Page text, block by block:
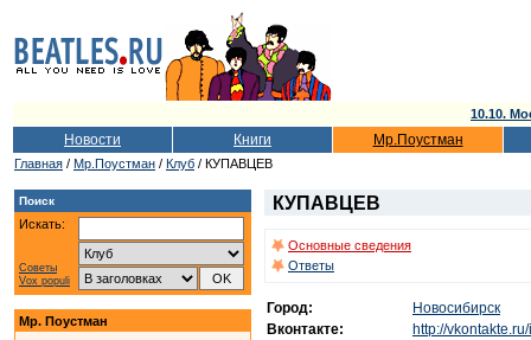
10.10.
Новости Книги Мр.Поустман
Главная / Мр.Поустман / Клуб / КУПАВЦЕВ
Поиск
Искать:
Советы
Vox populi
Мр. Поустман
КУПАВЦЕВ
Основные сведения
Ответы
Город:
Новосибирск
Вконтакте:
http://